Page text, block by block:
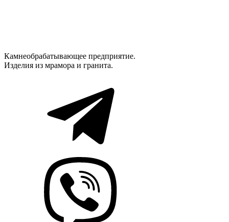
Камнеобрабатывающее предприятие.
Изделия из мрамора и гранита.